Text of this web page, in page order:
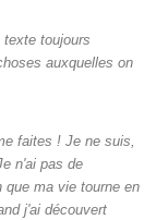
toujours
auxquelles on
faites ! Je ne suis,
n'ai pas de
que ma vie tourne en
j'ai découvert